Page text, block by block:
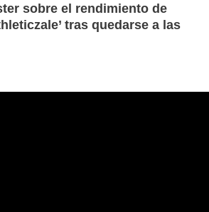
sobre el rendimiento de
tras quedarse a las